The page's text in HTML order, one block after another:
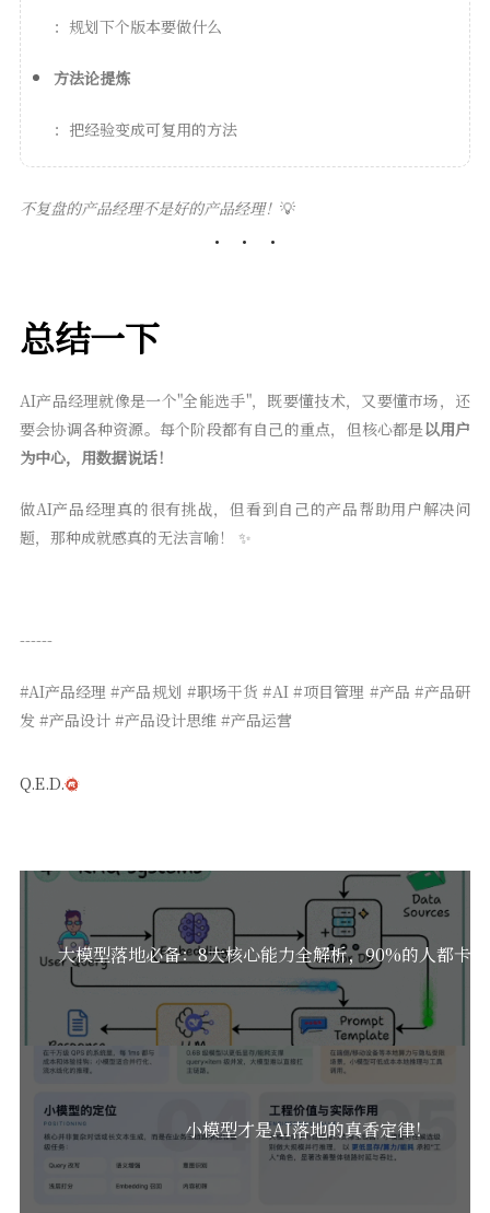
：规划下个版本要做什么
方法论提炼
：把经验变成可复用的方法
不复盘的产品经理不是好的产品经理！ 💡
总结一下
AI产品经理就像是一个"全能选手"，既要懂技术，又要懂市场，还
要会协调各种资源。每个阶段都有自己的重点，但核心都是以用户
为中心，用数据说话！
做AI产品经理真的很有挑战，但看到自己的产品帮助用户解决问
题，那种成就感真的无法言喻！ ✨
------
#AI产品经理 #产品规划 #职场干货 #AI #项目管理 #产品 #产品研
发 #产品设计 #产品设计思维 #产品运营
Q.E.D.
大模型落地必备：8大核心能力全解析，90%的人都卡
小模型才是AI落地的真香定律！